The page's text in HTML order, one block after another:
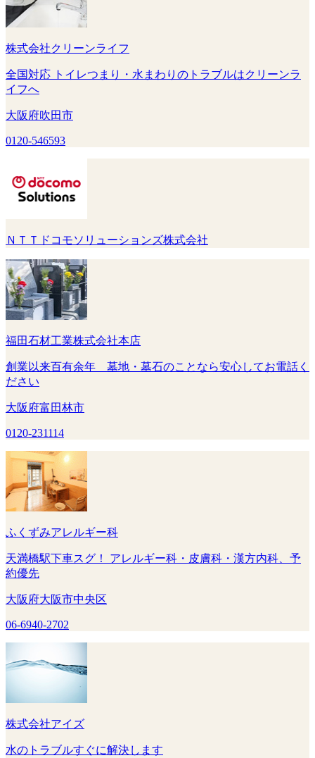
株式会社クリーンライフ
全国対応 トイレつまり・水まわりのトラブルはクリーンラ
イフへ
大阪府吹田市
0120-546593
ＮＴＴドコモソリューションズ株式会社
福田石材工業株式会社本店
創業以来百有余年 墓地・墓石のことなら安心してお電話く
ださい
大阪府富田林市
0120-231114
ふくずみアレルギー科
天満橋駅下車スグ！ アレルギー科・皮膚科・漢方内科、予
約優先
大阪府大阪市中央区
06-6940-2702
株式会社アイズ
水のトラブルすぐに解決します